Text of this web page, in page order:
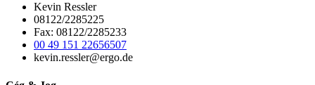
Kevin Ressler
08122/2285225
Fax: 08122/2285233
00 49 151 22656507
kevin.ressler@ergo.de